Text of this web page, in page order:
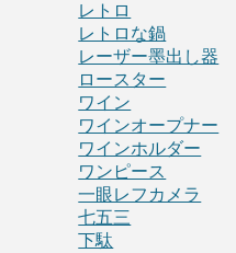
レトロ
レトロな鍋
レーザー墨出し器
ロースター
ワイン
ワインオープナー
ワインホルダー
ワンピース
一眼レフカメラ
七五三
下駄